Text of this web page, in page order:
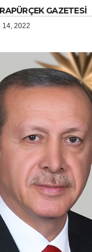
GAZETESİ
14, 2022